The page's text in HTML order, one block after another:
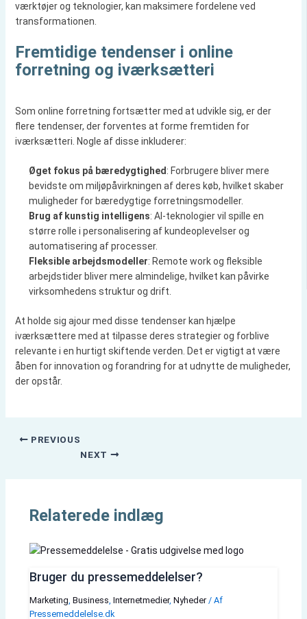
værktøjer og teknologier, kan maksimere fordelene ved
transformationen.
Fremtidige tendenser i online
forretning og iværksætteri
Som online forretning fortsætter med at udvikle sig, er der
flere tendenser, der forventes at forme fremtiden for
iværksætteri. Nogle af disse inkluderer:
Øget fokus på bæredygtighed : Forbrugere bliver mere
bevidste om miljøpåvirkningen af deres køb, hvilket skaber
muligheder for bæredygtige forretningsmodeller.
Brug af kunstig intelligens: AI-teknologier vil spille en
større rolle i personalisering af kundeoplevelser og
automatisering af processer.
Fleksible arbejdsmodeller: Remote work og fleksible
arbejdstider bliver mere almindelige, hvilket kan påvirke
virksomhedens struktur og drift.
At holde sig ajour med disse tendenser kan hjælpe
iværksættere med at tilpasse deres strategier og forblive
relevante i en hurtigt skiftende verden. Det er vigtigt at være
åben for innovation og forandring for at udnytte de muligheder,
der opstår.
PREVIOUS
NEXT
Relaterede indlæg
Bruger du pressemeddelelser?
Marketing Business Internetmedier, Nyheder/ Af
Pressemeddelelse.dk